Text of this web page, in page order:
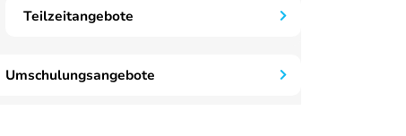
Teilzeitangebote
Umschulungsangebote